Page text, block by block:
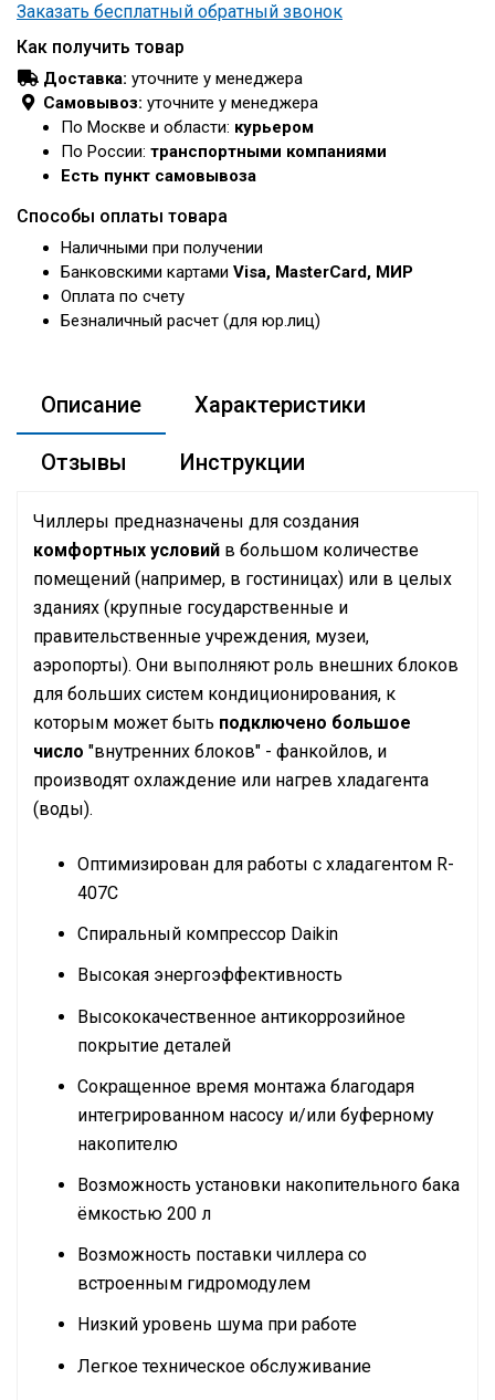
Заказать бесплатный обратный звонок
Как получить товар
Доставка: уточните у менеджера
Самовывоз: уточните у менеджера
По Москве и области: курьером
По России: транспортными компаниями
Есть пункт самовывоза
Способы оплаты товара
Наличными при получении
Банковскими картами Visa, MasterCard, МИР
Оплата по счету
Безналичный расчет (для юр.лиц)
Описание Характеристики
Отзывы Инструкции
Чиллеры предназначены для создания
комфортных условий в большом количестве
помещений (например, в гостиницах) или в целых
зданиях (крупные государственные и
правительственные учреждения, музеи,
аэропорты). Они выполняют роль внешних блоков
для больших систем кондиционирования, к
которым может быть подключено большое
число "внутренних блоков" - фанкойлов, и
производят охлаждение или нагрев хладагента
(воды).
Оптимизирован для работы с хладагентом R-
407C
Спиральный компрессор Daikin
Высокая энергоэффективность
Высококачественное антикоррозийное
покрытие деталей
Сокращенное время монтажа благодаря
интегрированном насосу и/или буферному
накопителю
Возможность установки накопительного бака
ёмкостью 200 л
Возможность поставки чиллера со
встроенным гидромодулем
Низкий уровень шума при работе
Легкое техническое обслуживание